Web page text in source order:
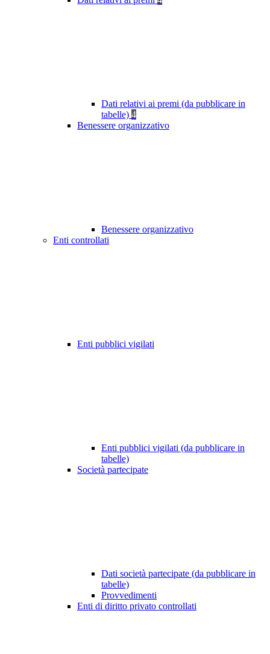
Dati relativi ai premi (da pubblicare in
tabelle) 4
Benessere organizzativo
Benessere organizzativo
Enti controllati
Enti pubblici vigilati
Enti pubblici vigilati (da pubblicare in
tabelle)
Società partecipate
Dati società partecipate (da pubblicare in
tabelle)
Provvedimenti
Enti di diritto privato controllati